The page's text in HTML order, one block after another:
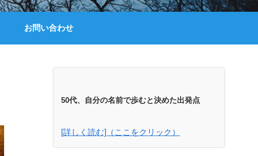
お問い合わせ
50代、自分の名前で歩むと決めた出発点
[詳しく読む]（ここをクリック）